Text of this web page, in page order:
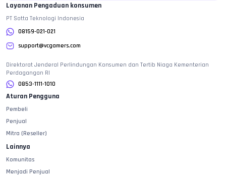
Layanan Pengaduan konsumen
PT Sotta Teknologi Indonesia
08159-021-021
support@vcgamers.com
Direktorat Jenderal Perlindungan Konsumen dan Tertib Niaga Kementerian
Perdagangan RI
0853-1111-1010
Aturan Pengguna
Pembeli
Penjual
Mitra (Reseller)
Lainnya
Komunitas
Menjadi Penjual